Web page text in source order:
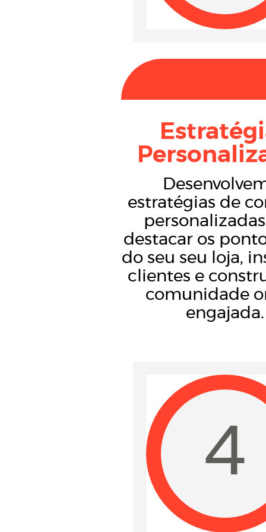
estratégias de
destacar os
do seu seu loja,
clientes e
comunidade
engajada.
4